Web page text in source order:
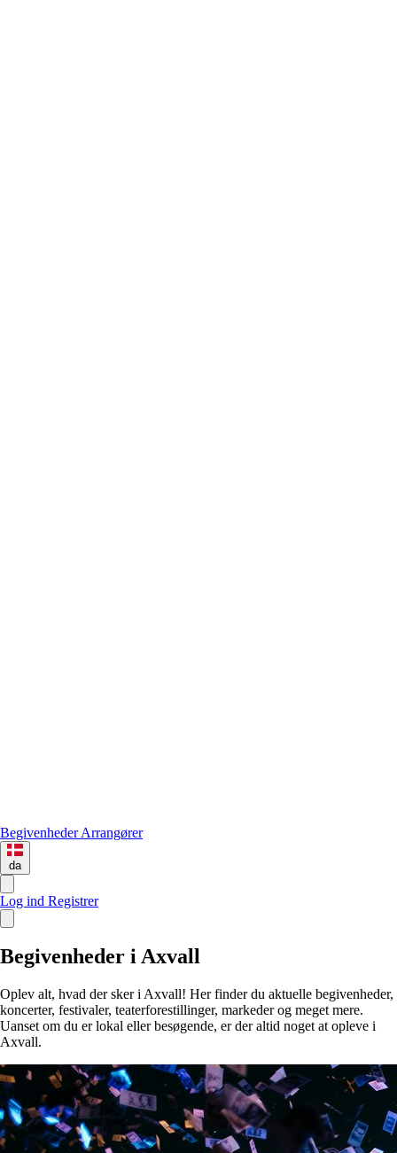
BegivenhederArrangører
da
Log ind Registrer
Begivenheder i Axvall
Oplev alt, hvad der sker i Axvall! Her finder du aktuelle begivenheder,
koncerter, festivaler, teaterforestillinger, markeder og meget mere.
Uanset om du er lokal eller besøgende, er der altid noget at opleve i
Axvall.